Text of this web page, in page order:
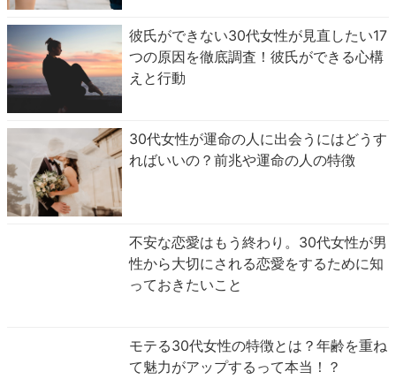
彼氏ができない30代女性が見直したい17
つの原因を徹底調査！彼氏ができる心構
えと行動
30代女性が運命の人に出会うにはどうす
ればいいの？前兆や運命の人の特徴
不安な恋愛はもう終わり。30代女性が男
性から大切にされる恋愛をするために知
っておきたいこと
モテる30代女性の特徴とは？年齢を重ね
て魅力がアップするって本当！？